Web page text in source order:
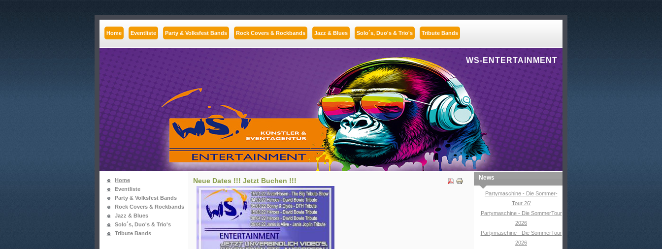
Home Eventliste Party & Volksfest Bands Rock Covers & Rockbands Jazz & Blues Solo´s, Duo's & Trio's Tribute Bands
WS-ENTERTAINMENT
Home
Eventliste
Party & Volksfest Bands
Rock Covers & Rockbands
Jazz & Blues
Solo´s, Duo's & Trio's
Tribute Bands
Neue Dates !!! Jetzt Buchen !!! News
Partymaschine - Die Sommer-
Tour 26'
Partymaschine - Die SommerTour
2026
Partymaschine - Die SommerTour
2026